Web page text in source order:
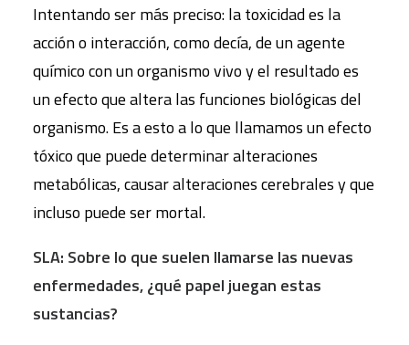
Intentando ser más preciso: la toxicidad es la
acción o interacción, como decía, de un agente
químico con un organismo vivo y el resultado es
un efecto que altera las funciones biológicas del
organismo. Es a esto a lo que llamamos un efecto
tóxico que puede determinar alteraciones
metabólicas, causar alteraciones cerebrales y que
incluso puede ser mortal.
SLA: Sobre lo que suelen llamarse las nuevas
enfermedades, ¿qué papel juegan estas
sustancias?